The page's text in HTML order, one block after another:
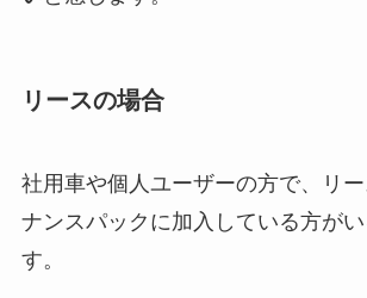
リースの場合
社用車や個人ユーザーの方で、リ
ナンスパックに加入している方が
す。